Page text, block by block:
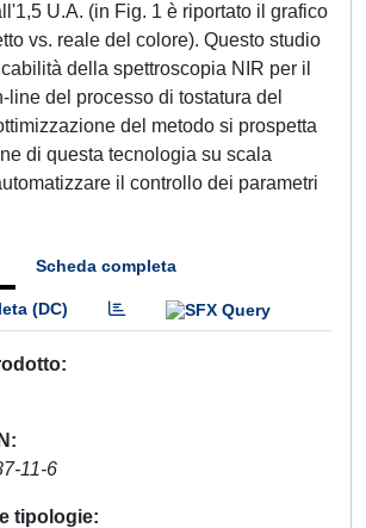
U.A. (in Fig. 1 è riportato il grafico
vs. reale del colore). Questo studio
della spettroscopia NIR per il
line del processo di tostatura del
del metodo si prospetta
di questa tecnologia su scala
il controllo dei parametri
Scheda completa
(DC)
11-6
tipologie